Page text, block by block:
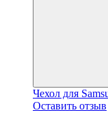
Чехол для
Оставить отзыв